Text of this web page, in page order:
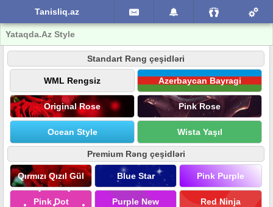
Tanisliq.az
Yataqda.Az Style
Standart Rəng çeşidləri
WML Rengsiz Azerbaycan Bayragi
Original Rose Pink Rose
Ocean Style Wista Yaşıl
Premium Rəng çeşidləri
Qırmızı Qızıl Gül Blue Star Pink Purple
Pink Dot Purple New Red Ninja